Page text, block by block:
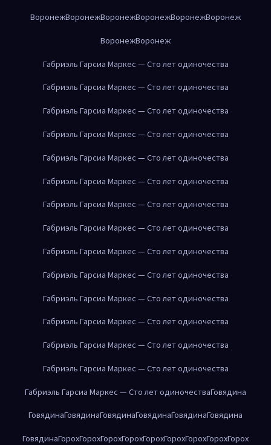
ВоронежВоронежВоронежВоронежВоронежВоронеж
ВоронежВоронеж
Габриэль Гарсиа Маркес — Сто лет одиночества
Габриэль Гарсиа Маркес — Сто лет одиночества
Габриэль Гарсиа Маркес — Сто лет одиночества
Габриэль Гарсиа Маркес — Сто лет одиночества
Габриэль Гарсиа Маркес — Сто лет одиночества
Габриэль Гарсиа Маркес — Сто лет одиночества
Габриэль Гарсиа Маркес — Сто лет одиночества
Габриэль Гарсиа Маркес — Сто лет одиночества
Габриэль Гарсиа Маркес — Сто лет одиночества
Габриэль Гарсиа Маркес — Сто лет одиночества
Габриэль Гарсиа Маркес — Сто лет одиночества
Габриэль Гарсиа Маркес — Сто лет одиночества
Габриэль Гарсиа Маркес — Сто лет одиночества
Габриэль Гарсиа Маркес — Сто лет одиночества
Габриэль Гарсиа Маркес — Сто лет одиночестваГовядина
ГовядинаГовядинаГовядинаГовядинаГовядинаГовядина
ГовядинаГорохГорохГорохГорохГорохГорохГорохГорохГорох